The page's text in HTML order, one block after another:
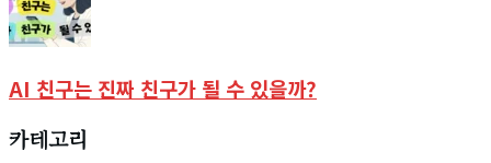
AI 친구는 진짜 친구가 될 수 있을까?
카테고리